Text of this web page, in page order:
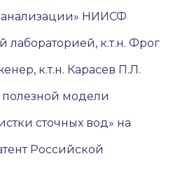
НИИСФ
к.т.н. Фрог
к.т.н. Карасев П.Л.
полезной модели
сточных вод» на
Российской